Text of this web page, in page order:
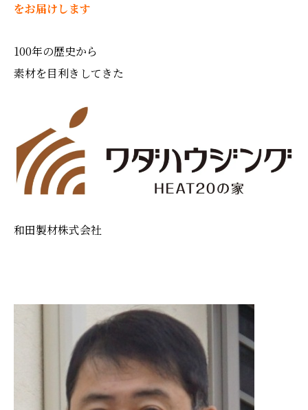
をお届けします
100年の歴史から
素材を目利きしてきた
和田製材株式会社